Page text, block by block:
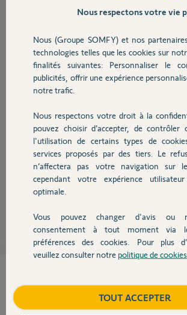
Sécurité
Domotique
Chauffage
Autres produits
Devis avec un pro
Contact
Comment je peux faire ?
Christophe E.
il y a environ 12 ans
Participer au fil de
Bonjour,
Le Récepteur standard RTS correspond a ce que tu
signal radio Somfy en contact sec. Si tu as une
bouton poussoir tu le branche dessus et c'est bon.
NON OUI
Nous respectons votre vie
Nous (Groupe SOMFY) et nos
technologies telles que les cookies sur
finalités suivantes: Personnaliser le
publicités, offrir une expérience
notre trafic.
Nous respectons votre droit à la
pouvez choisir d’accepter, de contrôler
l'utilisation de certains types de
services proposés par des tiers. Le
n’affectera pas votre navigation sur
cependant votre expérience
optimale.
Vous pouvez changer d'avis ou
consentement à tout moment via
préférences des cookies. Pour plus
veuillez consulter notre politique de cookies
TOUT ACCEPTER